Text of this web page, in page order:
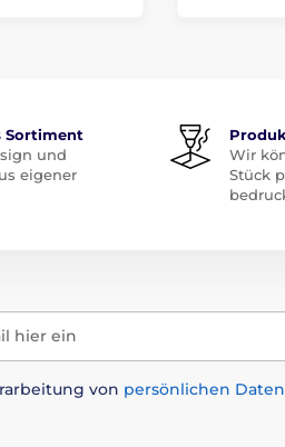
Sortiment
und
eigener
Wir
Stück
hier ein
von persönlichen Daten